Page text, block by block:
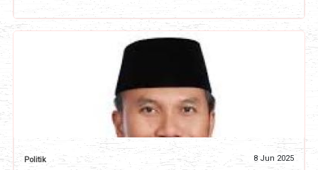
Politik 8 Jun 2025